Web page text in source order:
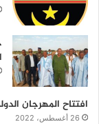
افتتاح المهرجان الدولي
26 أغسطس، 2022